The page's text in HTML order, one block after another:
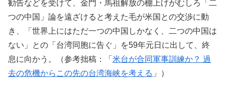
勧告などを受けて、金門・馬祖解放の棚上げがむしろ「二
つの中国」論を遠ざけると考えた毛が米国との交渉に動
き、「世界上にはただ一つの中国しかなく、二つの中国は
ない」との「台湾同胞に告ぐ」を59年元日に出して、終
息に向かう。（参考拙稿：「 米台が合同軍事訓練か？ 過
去の危機からこの先の台湾海峡を考える 」）